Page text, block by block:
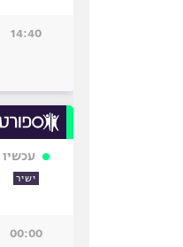
14:40
עכשיו
ישיר
00:00